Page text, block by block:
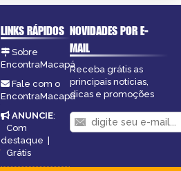
LINKS RÁPIDOS
Sobre
EncontraMacapá
Fale com o
EncontraMacapá
ANUNCIE:
Com
destaque
Grátis
NOVIDADES POR E-
MAIL
Receba grátis as
principais notícias,
dicas e promoções